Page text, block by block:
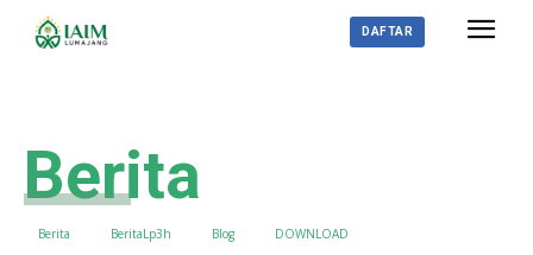
DAFTAR
Berita
Berita BeritaLp3h Blog DOWNLOAD